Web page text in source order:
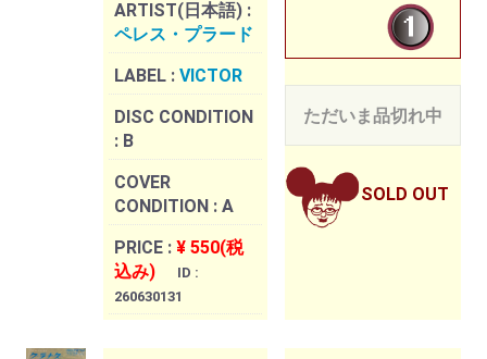
ARTIST(日本語) :
ペレス・プラード
LABEL : VICTOR
DISC CONDITION
: B
COVER
CONDITION : A
PRICE : ¥ 550(税
込み)
ID :
260630131
ただいま品切れ中
SOLD OUT